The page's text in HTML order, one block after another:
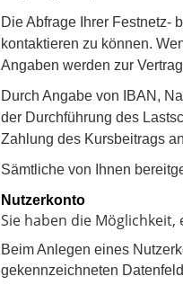
Die Abfrage Ihrer Festnetz-
kontaktieren zu können.
Angaben werden zur
Durch Angabe von IBAN,
der Durchführung des
Zahlung des Kursbeitrags
Sämtliche von Ihnen
Nutzerkonto
Sie haben die
Beim Anlegen eines
gekennzeichneten